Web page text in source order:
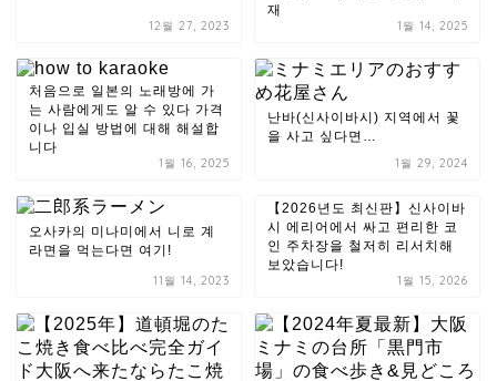
12월 27, 2023
재
1월 14, 2025
처음으로 일본의 노래방에 가
는 사람에게도 알 수 있다 가격
이나 입실 방법에 대해 해설합
니다
1월 16, 2025
난바(신사이바시) 지역에서 꽃
을 사고 싶다면…
1월 29, 2024
오사카의 미나미에서 니로 계
라면을 먹는다면 여기!
11월 14, 2023
【2026년도 최신판】신사이바
시 에리어에서 싸고 편리한 코
인 주차장을 철저히 리서치해
보았습니다!
1월 15, 2026